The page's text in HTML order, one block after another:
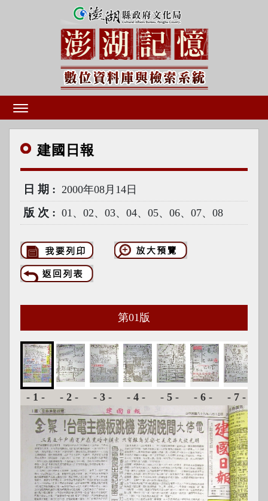
建國 日報
日期 2000年08月14日
版次 01、02、03、04、05、06、07、08
第01 版
-1- -2- -3- -4- -5- -6- -7-